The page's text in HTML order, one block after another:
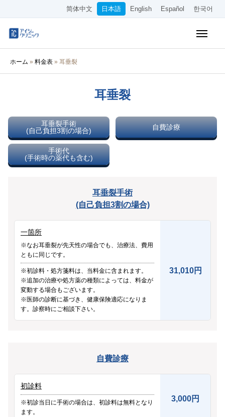
简体中文 日本語 English Español 한국어
ホーム » 料金表 » 耳垂裂
耳垂裂
耳垂裂手術
(自己負担3割の場合)
自費診療
手術代
(手術時の薬代も含む)
耳垂裂手術
(自己負担3割の場合)
一箇所
※なお耳垂裂が先天性の場合でも、治療法、費用
ともに同じです。
※初診料・処方箋料は、当料金に含まれます。
※追加の治療や処方薬の種類によっては、料金が
変動する場合もございます。
※医師の診断に基づき、健康保険適応になりま
す。診察時にご相談下さい。
31,010円
自費診療
初診料
※初診当日に手術の場合は、初診料は無料となり
ます。
3,000円
オンライン診療
当院について
アクセス
その他
言語
简体中文 日本語